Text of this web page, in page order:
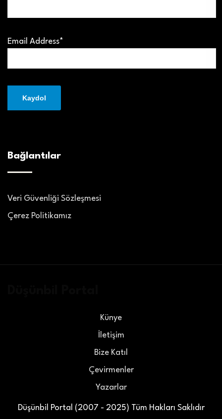
Email Address*
Bağlantılar
Veri Güvenliği Sözleşmesi
Çerez Politikamız
Düşünbil Portal (2007 - 2025) Tüm Hakları Saklıdır
Künye
İletişim
Bize Katıl
Çevirmenler
Yazarlar